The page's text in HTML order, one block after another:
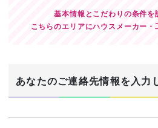
基本情報とこだわりの条件を
こちらのエリアにハウスメーカー・
あなたのご連絡先情報を入力